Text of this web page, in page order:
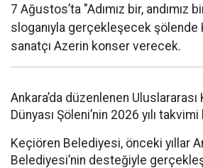
7 Ağustos’ta "Adımız bir, andımız
sloganıyla gerçekleşecek şölende
sanatçı Azerin konser verecek.
Ankara’da düzenlenen
Dünyası Şöleni’nin 2026 yılı
Keçiören Belediyesi, önceki yıllar
Belediyesi’nin desteğiyle